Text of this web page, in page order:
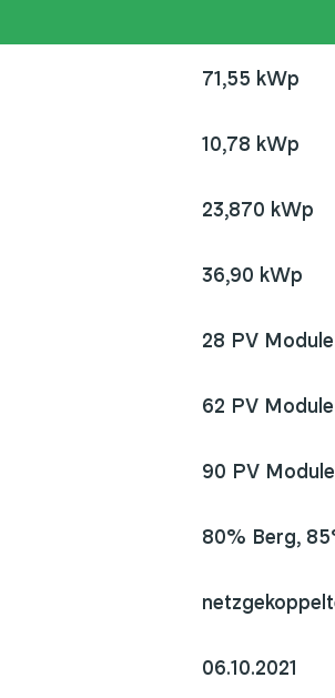
71,55 kWp
10,78 kWp
23,870 kWp
36,90 kWp
28 PV Module
62 PV Module
90 PV Module
80% Berg,
06.10.2021